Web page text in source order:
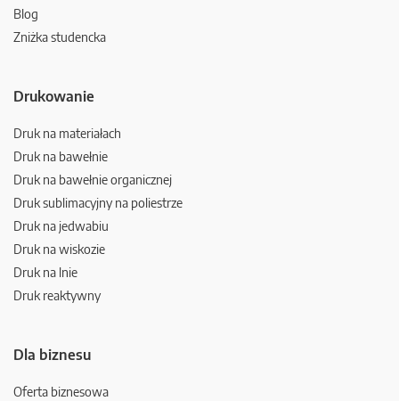
Blog
Zniżka studencka
Drukowanie
Druk na materiałach
Druk na bawełnie
Druk na bawełnie organicznej
Druk sublimacyjny na poliestrze
Druk na jedwabiu
Druk na wiskozie
Druk na lnie
Druk reaktywny
Dla biznesu
Oferta biznesowa